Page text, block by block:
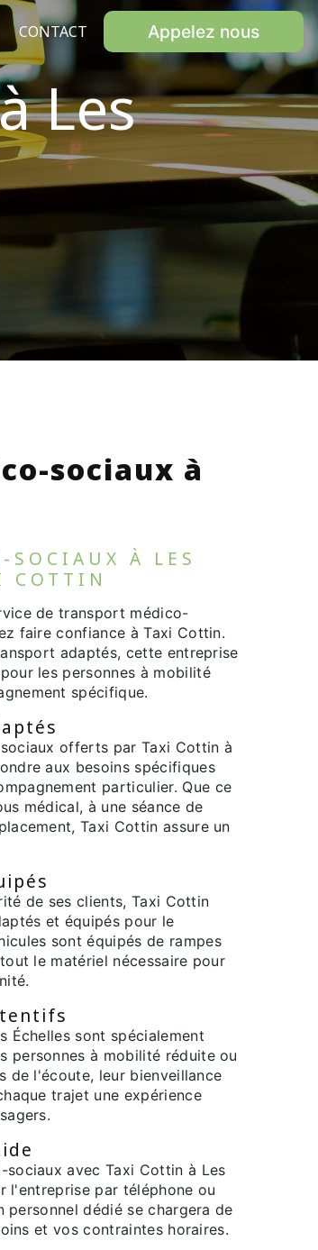
CONTACT Appelez nous
Les
sociaux à
SOCIAUX À LES
COTTIN
de transport médico-
faire confiance à Taxi Cottin.
adaptés, cette entreprise
les personnes à mobilité
spécifique.
offerts par Taxi Cottin à
aux besoins spécifiques
particulier. Que ce
médical, à une séance de
Taxi Cottin assure un
de ses clients, Taxi Cottin
et équipés pour le
sont équipés de rampes
le matériel nécessaire pour
Échelles sont spécialement
personnes à mobilité réduite ou
de l'écoute, leur bienveillance
trajet une expérience
avec Taxi Cottin à Les
l'entreprise par téléphone ou
dédié se chargera de
et vos contraintes horaires.